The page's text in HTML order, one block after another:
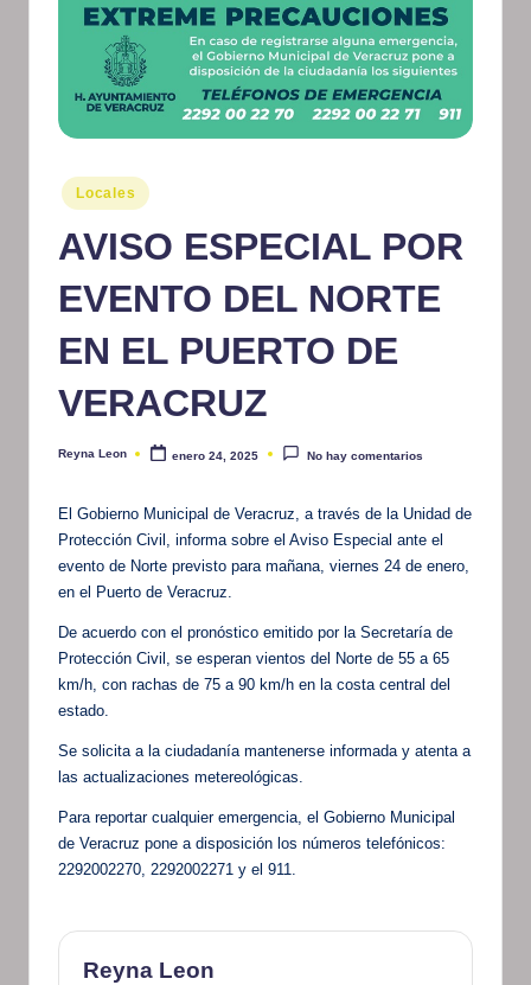
m
at
iv
o
Publicado
en
Locales
AVISO ESPECIAL POR
EVENTO DEL NORTE
EN EL PUERTO DE
VERACRUZ
Publicado
Reyna Leon enero 24, 2025 No hay comentarios
El Gobierno Municipal de Veracruz, a través de la Unidad de
Protección Civil, informa sobre el Aviso Especial ante el
evento de Norte previsto para mañana, viernes 24 de enero,
en el Puerto de Veracruz.
De acuerdo con el pronóstico emitido por la Secretaría de
Protección Civil, se esperan vientos del Norte de 55 a 65
km/h, con rachas de 75 a 90 km/h en la costa central del
estado.
Se solicita a la ciudadanía mantenerse informada y atenta a
las actualizaciones metereológicas.
Para reportar cualquier emergencia, el Gobierno Municipal
de Veracruz pone a disposición los números telefónicos:
2292002270, 2292002271 y el 911.
Reyna Leon